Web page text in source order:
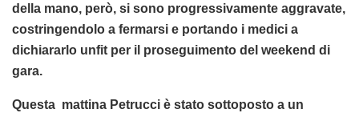
della mano, però, si sono progressivamente aggravate,
costringendolo a fermarsi e portando i medici a
dichiararlo unfit per il proseguimento del weekend di
gara.
Questa mattina Petrucci è stato sottoposto a un